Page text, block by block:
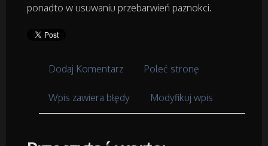
ponadto w usuwaniu przebarwień paznokci.
Dodaj Komentarz Poleć stronę
Wpis zawiera błędy Modyfikuj wpis